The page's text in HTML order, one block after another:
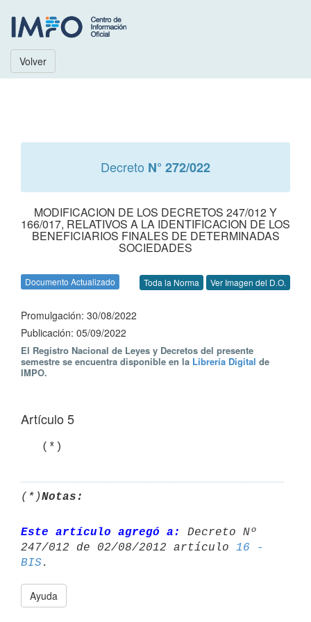
Volver
Decreto N° 272/022
MODIFICACION DE LOS DECRETOS 247/012 Y
166/017, RELATIVOS A LA IDENTIFICACION DE LOS
BENEFICIARIOS FINALES DE DETERMINADAS
SOCIEDADES
Documento Actualizado Toda la Norma Ver Imagen del D.O.
Promulgación: 30/08/2022
Publicación: 05/09/2022
El Registro Nacional de Leyes y Decretos del presente
semestre se encuentra disponible en la Librería Digital de
IMPO.
Artículo 5
   (*)
(*)Notas:
Este artículo agregó a:
Decreto Nº
247/012 de 02/08/2012 artículo 16 -
BIS
Ayuda